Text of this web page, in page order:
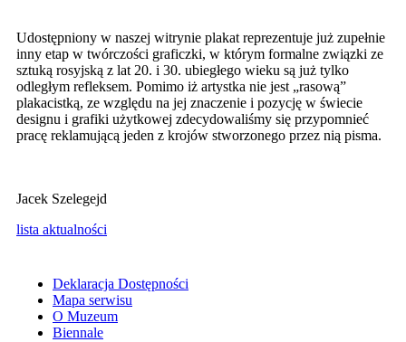
Udostępniony w naszej witrynie plakat reprezentuje już zupełnie
inny etap w twórczości graficzki, w którym formalne związki ze
sztuką rosyjską z lat 20. i 30. ubiegłego wieku są już tylko
odległym refleksem. Pomimo iż artystka nie jest „rasową”
plakacistką, ze względu na jej znaczenie i pozycję w świecie
designu i grafiki użytkowej zdecydowaliśmy się przypomnieć
pracę reklamującą jeden z krojów stworzonego przez nią pisma.
Jacek Szelegejd
lista aktualności
Deklaracja Dostępności
Mapa serwisu
O Muzeum
Biennale